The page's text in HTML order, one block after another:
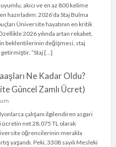
uyumlu, akıcı ve en az 800 kelime
hazırladım: 2026’da Staj Bulma
Üniversite hayatının en kritik
2026 yılında artan rekabet,
beklentilerinin değişmesi, staj
“Staj […]
Ne Kadar Oldu?
Güncel Zamlı Ücret)
çalışanı ilgilendiren asgari
ücretin net 28.075 TL olarak
öğrencilerinin merakla
yaşandı. Peki, 3308 sayılı Mesleki